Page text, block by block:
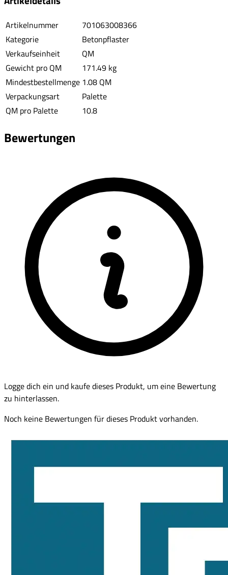
Artikelnummer
701063008366
Kategorie
Betonpflaster
Verkaufseinheit
QM
Gewicht pro QM
171.49 kg
Mindestbestellmenge 1.08 QM
Verpackungsart
Palette
QM pro Palette
10.8
Bewertungen
Logge dich ein und kaufe dieses Produkt, um eine Bewertung
zu hinterlassen.
Noch keine Bewertungen für dieses Produkt vorhanden.